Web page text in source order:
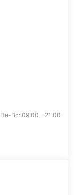
Пн-Вс: 09:00 - 21:00